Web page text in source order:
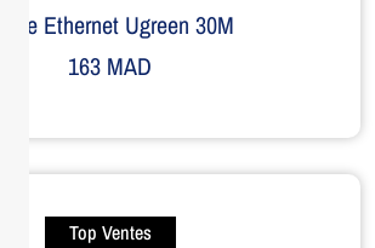
Câble Ethernet Ugreen 30M
163 MAD
Top Ventes